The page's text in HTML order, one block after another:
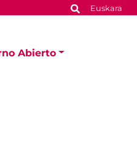
Euskara
Abierto